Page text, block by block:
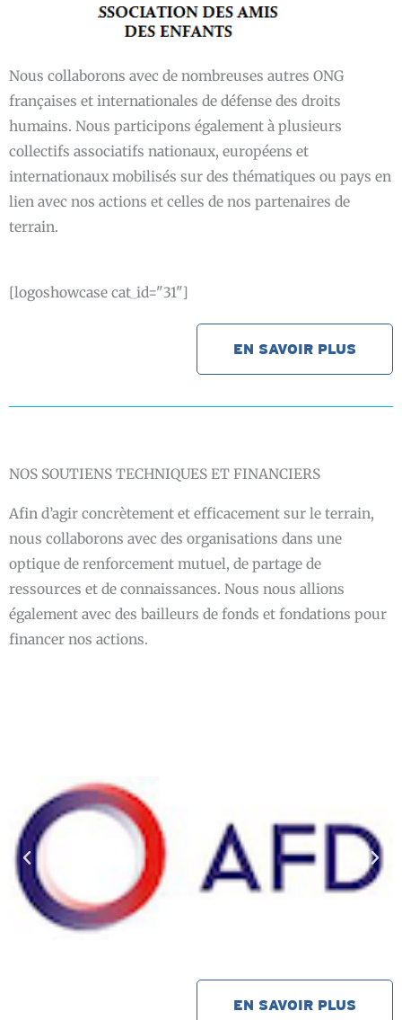
Nous collaborons avec de nombreuses autres ONG
françaises et internationales de défense des droits
humains. Nous participons également à plusieurs
collectifs associatifs nationaux, européens et
internationaux mobilisés sur des thématiques ou pays en
lien avec nos actions et celles de nos partenaires de
terrain.
[logoshowcase cat_id="31"]
EN SAVOIR PLUS
NOS SOUTIENS TECHNIQUES ET FINANCIERS
Afin d’agir concrètement et efficacement sur le terrain,
nous collaborons avec des organisations dans une
optique de renforcement mutuel, de partage de
ressources et de connaissances. Nous nous allions
également avec des bailleurs de fonds et fondations pour
financer nos actions.
EN SAVOIR PLUS